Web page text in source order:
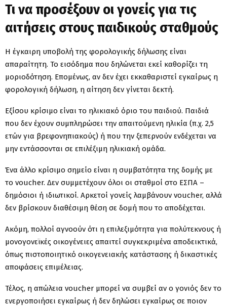
Τι να προσέξουν οι γονείς για τις
αιτήσεις στους παιδικούς σταθμούς
Η έγκαιρη υποβολή της φορολογικής δήλωσης είναι
απαραίτητη. Το εισόδημα που δηλώνεται εκεί καθορίζει τη
μοριοδότηση. Επομένως, αν δεν έχει εκκαθαριστεί εγκαίρως η
φορολογική δήλωση, η αίτηση δεν γίνεται δεκτή.
Εξίσου κρίσιμο είναι το ηλικιακό όριο του παιδιού. Παιδιά
που δεν έχουν συμπληρώσει την απαιτούμενη ηλικία (π.χ. 2,5
ετών για βρεφονηπιακούς) ή που την ξεπερνούν ενδέχεται να
μην εντάσσονται σε επιλέξιμη ηλικιακή ομάδα.
Ένα άλλο κρίσιμο σημείο είναι η συμβατότητα της δομής με
το voucher. Δεν συμμετέχουν όλοι οι σταθμοί στο ΕΣΠΑ –
δημόσιοι ή ιδιωτικοί. Αρκετοί γονείς λαμβάνουν voucher, αλλά
δεν βρίσκουν διαθέσιμη θέση σε δομή που το αποδέχεται.
Ακόμη, πολλοί αγνοούν ότι η επιλεξιμότητα για πολύτεκνους ή
μονογονεϊκές οικογένειες απαιτεί συγκεκριμένα αποδεικτικά,
όπως πιστοποιητικό οικογενειακής κατάστασης ή δικαστικές
αποφάσεις επιμέλειας.
Τέλος, η απώλεια voucher μπορεί να συμβεί αν ο γονιός δεν το
ενεργοποιήσει εγκαίρως ή δεν δηλώσει εγκαίρως σε ποιον